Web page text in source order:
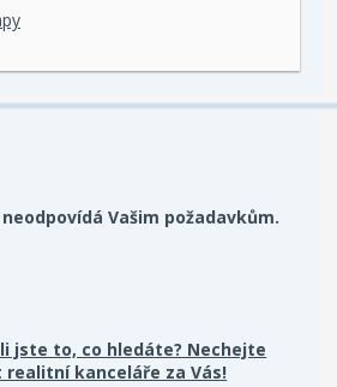
Vašim požadavkům.
jste to, co hledáte? Nechejte
realitní kanceláře za Vás!